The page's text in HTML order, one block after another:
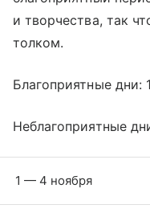
и творчества, так
толком.
Благоприятные дни:
Неблагоприятные
1 — 4 ноября